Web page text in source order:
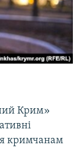
Крим»
кримчанам